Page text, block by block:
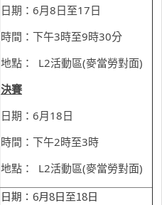
日期：6月8日至17日
時間：下午3時至9時30分
地點： L2活動區(麥當勞對面)
決賽
日期：6月18日
時間：下午2時至3時
地點： L2活動區(麥當勞對面)
日期：6月8日至18日